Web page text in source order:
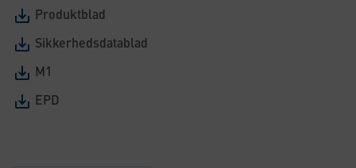
Produktblad
Sikkerhedsdatablad
M1
EPD